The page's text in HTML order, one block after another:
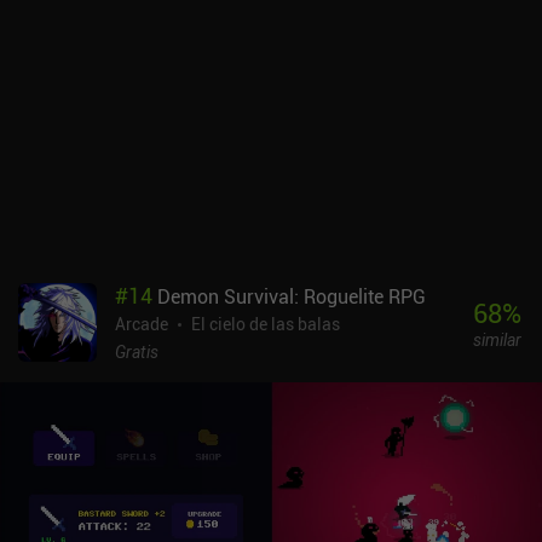
#14 Demon Survival: Roguelite RPG
Arcade
El cielo de las balas
Gratis
68%
similar